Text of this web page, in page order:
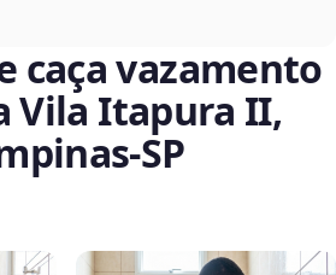
caça vazamento
Vila Itapura II,